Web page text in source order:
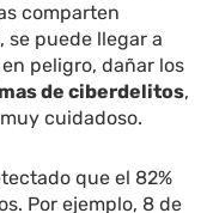
comparten
puede llegar a
peligro, dañar los
de ciberdelitos,
cuidadoso.
que el 82%
Por ejemplo, 8 de